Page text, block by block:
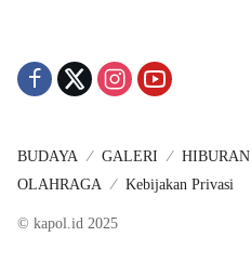
BUDAYA GALERI HIBURAN
OLAHRAGA
Kebijakan Privasi
© kapol.id 2025